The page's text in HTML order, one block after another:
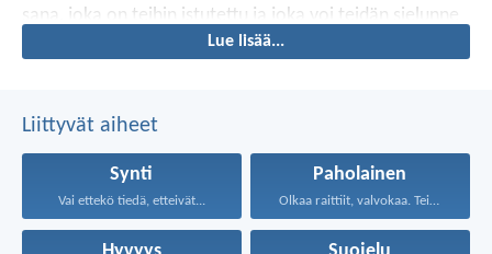
sana, joka on teihin istutettu ja joka voi teidän sielunne
Lue lisää...
Liittyvät aiheet
Synti
Vai ettekö tiedä, etteivät...
Paholainen
Olkaa raittiit, valvokaa. Teidän...